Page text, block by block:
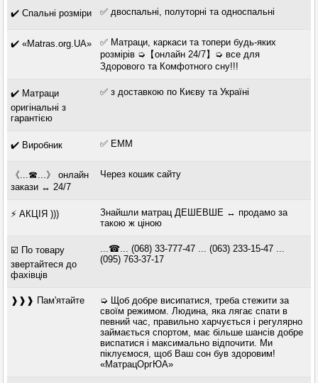
✔️ Спальні розміри ✅ двоспальні, полуторні та односпальні
✔️ «Matras.org.UA»
✅ Матраци, каркаси та топери будь-яких
розмірів ➭【онлайн 24/7】➭ все для
Здорового та Комфотного сну!!!
✔️ Матраци
оригінальні з
гарантією
✅ з доставкою по Києву та Україні
✔️ Виробник ✅ ЕММ
《...☎...》 онлайн
закази ↔ 24/7
Через кошик сайту
⚡ АКЦІЯ )))
Знайшли матрац ДЕШЕВШЕ ↔ продамо за
такою ж ціною
☑️ По товару
звертайтеся до
фахівців
...☎... (068) 33-777-47 ... (063) 233-15-47 ...
(095) 763-37-17
❱❱❱ Пам'ятайте
➭ Щоб добре висипатися, треба стежити за
своїм режимом. Людина, яка лягає спати в
певний час, правильно харчується і регулярно
займається спортом, має більше шансів добре
виспатися і максимально відпочити. Ми
піклуємося, щоб Ваш сон був здоровим!
«МатрацОргЮА»